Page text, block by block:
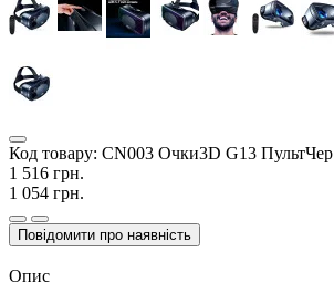
Код товару: CN003 Очки3D G13 ПультЧер
1 516 грн.
1 054 грн.
Повідомити про наявність
Опис